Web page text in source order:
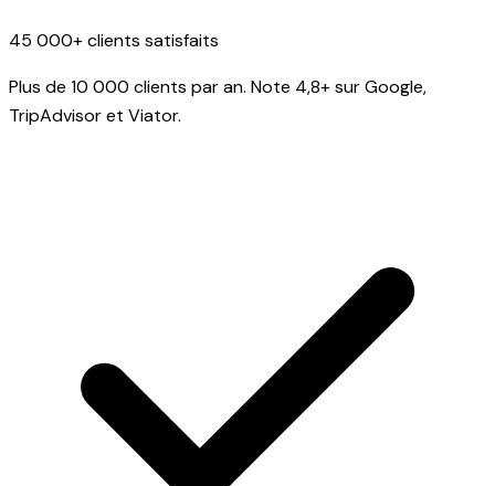
45 000+ clients satisfaits
Plus de 10 000 clients par an. Note 4,8+ sur Google,
TripAdvisor et Viator.